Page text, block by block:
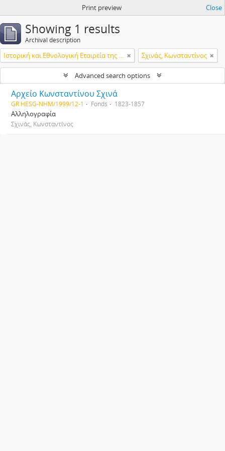
Print preview Close
Showing 1 results
Archival description
Ιστορική και Εθνολογική Εταιρεία της Ελλάδος Σχινάς, Κωνσταντίνος
Advanced search options
Αρχείο Κωνσταντίνου Σχινά
GR HESG-NHM/1999/12-1 Fonds 1823-1857
Αλληλογραφία
Σχινάς, Κωνσταντίνος